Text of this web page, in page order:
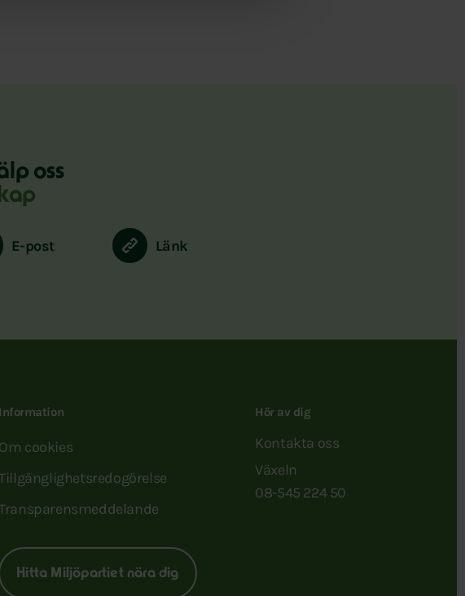
oss
E-post Länk
Information
Om cookies
Hitta Miljöpartiet nära dig
Hör av dig
Kontakta oss
Växeln
08-545 224 50